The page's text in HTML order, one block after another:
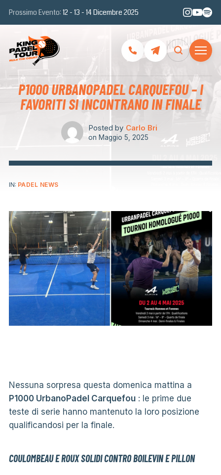
Prossimo Evento: 12 - 13 - 14 Dicembre 2025
P1000 URBANOPADEL CARQUEFOU – I
FAVORITI SI INCONTRANO IN FINALE
Posted by Carlo Bri
on Maggio 5, 2025
IN: PADEL NEWS
Nessuna sorpresa questa domenica mattina a
P1000 UrbanoPadel Carquefou: le prime due
teste di serie hanno mantenuto la loro posizione
qualificandosi per la finale.
COULOMBEAU E ROUX SOLIDI CONTRO BOILEVIN E PILLON